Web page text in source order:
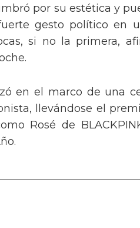
por su estética y
gesto político en
si no la primera,
en el marco de una
llevándose el
Rosé de